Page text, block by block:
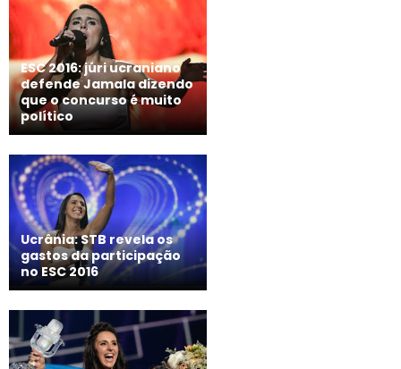
ESC 2016: júri ucraniano
defende Jamala dizendo
que o concurso é muito
político
Ucrânia: STB revela os
gastos da participação
no ESC 2016